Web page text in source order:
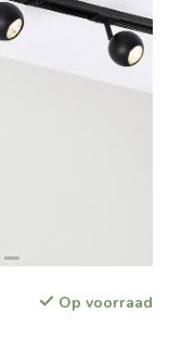
Op voorraad